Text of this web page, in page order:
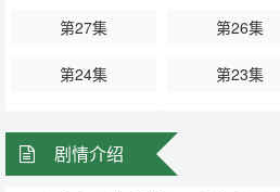
第27集 第26集
第24集 第23集
第18集
剧情介绍